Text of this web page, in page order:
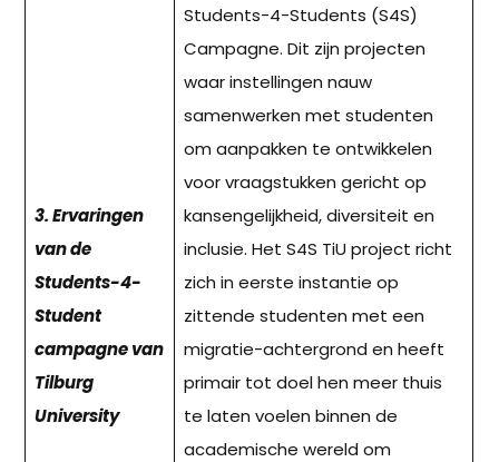
3. Ervaringen
van de
Students-4-
Student
campagne van
Tilburg
University
Students-4-Students (S4S)
Campagne. Dit zijn projecten
waar instellingen nauw
samenwerken met studenten
om aanpakken te ontwikkelen
voor vraagstukken gericht op
kansengelijkheid, diversiteit en
inclusie. Het S4S TiU project richt
zich in eerste instantie op
zittende studenten met een
migratie-achtergrond en heeft
primair tot doel hen meer thuis
te laten voelen binnen de
academische wereld om